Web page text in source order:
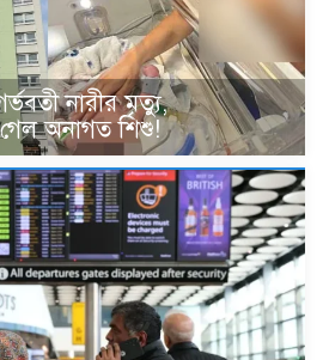
নারীর মৃত্যু,
অনাগত শিশু!